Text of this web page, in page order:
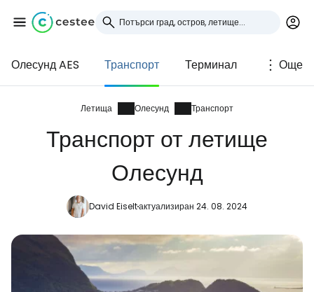
Олесунд AES Транспорт Терминал Още
Летища Олесунд Транспорт
Транспорт от летище
Олесунд
David Eiseltактуализиран 24. 08. 2024
Влезте в Cestee
... световната общност на туристите
Продължете с Google
Продължете с Facebook
Продължете с имейл